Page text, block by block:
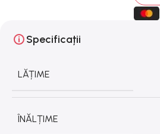
Specificații
LĂȚIME
ÎNĂLȚIME